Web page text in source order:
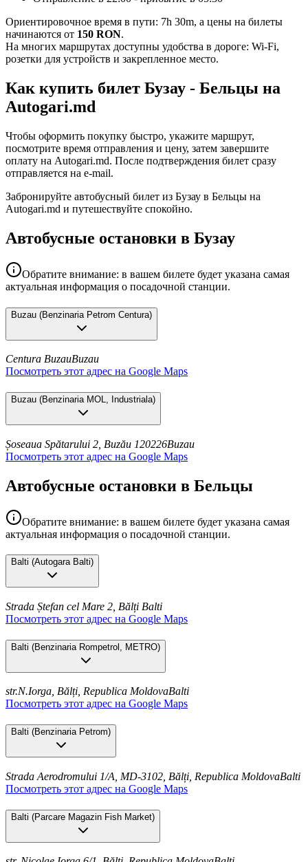
Ориентировочное время в пути: 7h 30m, а цены на билеты
начинаются от 150 RON.
На многих маршрутах доступны удобства в дороге: Wi-Fi,
розетки для устройств и закрепленное место.
Как купить билет Бузау - Бельцы на
Autogari.md
Чтобы оформить покупку быстро, укажите маршрут,
посмотрите время отправления и цену, затем завершите
оплату на Autogari.md. После подтверждения билет сразу
отправляется на e-mail.
Забронируйте автобусный билет из Бузау в Бельцы на
Autogari.md и путешествуйте спокойно.
Автобусные остановки в Бузау
Обратите внимание: в вашем билете будет указана самая
актуальная информация о посадочной станции.
Buzau (Benzinaria Petrom Centura)
Centura BuzauBuzau
Посмотреть этот адрес на Google Maps
Buzau (Benzinaria MOL, Industriala)
Șoseaua Spătarului 2, Buzău 120226Buzau
Посмотреть этот адрес на Google Maps
Автобусные остановки в Бельцы
Обратите внимание: в вашем билете будет указана самая
актуальная информация о посадочной станции.
Balti (Autogara Balti)
Strada Ștefan cel Mare 2, Bălți Balti
Посмотреть этот адрес на Google Maps
Balti (Benzinaria Rompetrol, METRO)
str.N.Iorga, Bălți, Republica MoldovaBalti
Посмотреть этот адрес на Google Maps
Balti (Benzinaria Petrom)
Strada Aerodromului 1/A, MD-3102, Bălți, Republica MoldovaBalti
Посмотреть этот адрес на Google Maps
Balti (Parcare Magazin Fish Market)